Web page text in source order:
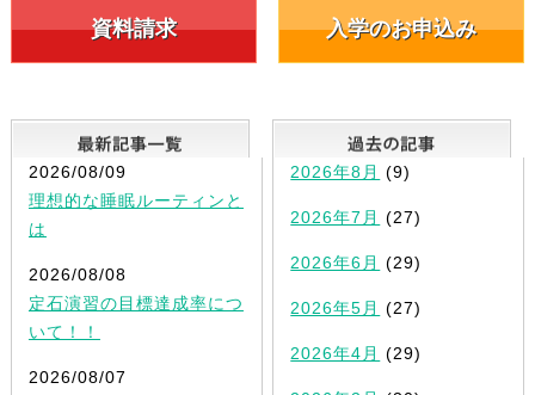
資料請求 入学のお申込み
最新記事一覧
2026/08/09
理想的な睡眠ルーティンと
は
2026/08/08
定石演習の目標達成率につ
いて！！
2026/08/07
2026年8月 (9)
2026年7月 (27)
2026年6月 (29)
2026年5月 (27)
2026年4月 (29)